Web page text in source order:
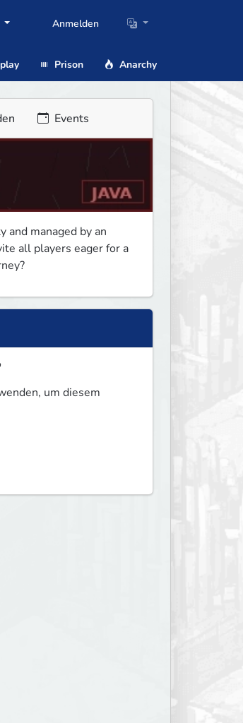
Anmelden
Prison Anarchy
Events
managed by an
all players eager for a
um diesem